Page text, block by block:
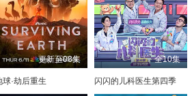
更新至08集
球·劫后重生
全10集
闪闪的儿科医生第四季